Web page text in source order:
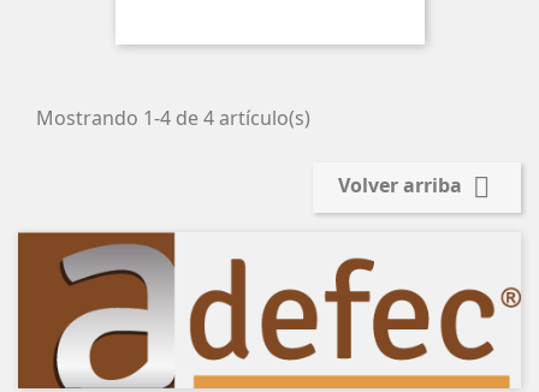
Mostrando 1-4 de 4 artículo(s)
Volver arriba 